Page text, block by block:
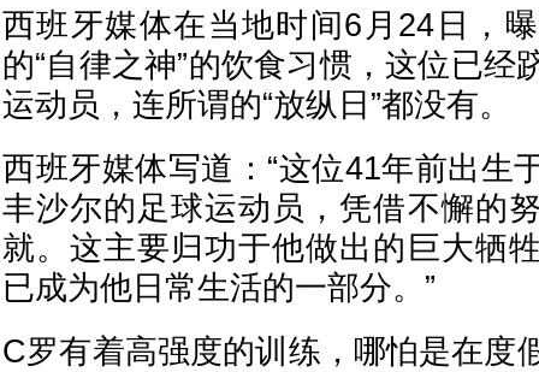
西班牙媒体在当地时间6月24日，
的“自律之神”的饮食习惯，这位已经
运动员，连所谓的“放纵日”都没有。
西班牙媒体写道：“这位41年前出生
丰沙尔的足球运动员，凭借不懈的
就。这主要归功于他做出的巨大牺
已成为他日常生活的一部分。”
C罗有着高强度的训练，哪怕是在度